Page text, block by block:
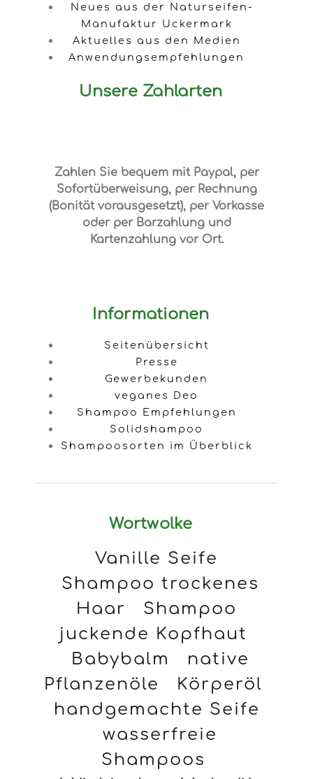
Neues aus der Naturseifen-
Manufaktur Uckermark
Aktuelles aus den Medien
Anwendungsempfehlungen
Unsere Zahlarten
Zahlen Sie bequem mit Paypal, per
Sofortüberweisung, per Rechnung
(Bonität vorausgesetzt), per Vorkasse
oder per Barzahlung und
Kartenzahlung vor Ort.
Informationen
Seitenübersicht
Presse
Gewerbekunden
veganes Deo
Shampoo Empfehlungen
Solidshampoo
Shampoosorten im Überblick
Wortwolke
Vanille Seife
Shampoo trockenes
Haar
Shampoo
juckende Kopfhaut
Babybalm
native
Pflanzenöle
Körperöl
handgemachte Seife
wasserfreie
Shampoos